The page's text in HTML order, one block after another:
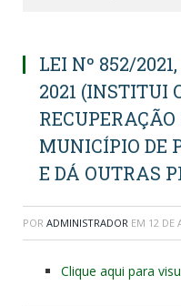
LEI Nº 852/
2021 (INSTITUI
MUNICÍPIO DE
E DÁ OUTRAS
POR ADMINISTRADOR EM 12 DE
Clique aqui para